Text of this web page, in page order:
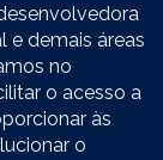
e demais áreas
no
o acesso a
às
o